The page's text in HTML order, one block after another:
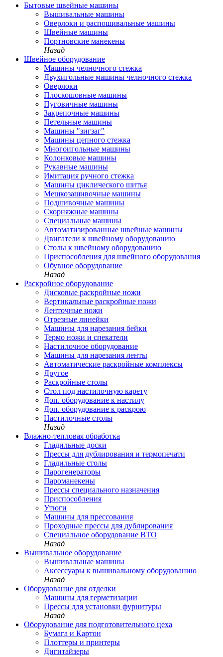
Бытовые швейные машины
Вышивальные машины
Оверлоки и распошивальные машины
Швейные машины
Портновские манекены
Назад
Швейное оборудование
Машины челночного стежка
Двухигольные машины челночного стежка
Оверлоки
Плоскошовные машины
Пуговичные машины
Закрепочные машины
Петельные машины
Машины "зигзаг"
Машины цепного стежка
Многоигольные машины
Колонковые машины
Рукавные машины
Имитация ручного стежка
Машины циклического шитья
Мешкозашивочные машины
Подшивочные машины
Скорняжные машины
Специальные машины
Автоматизированные швейные машины
Двигатели к швейному оборудованию
Столы к швейному оборудованию
Приспособления для швейного оборудования
Обувное оборудование
Назад
Раскройное оборудование
Дисковые раскройные ножи
Вертикальные раскройные ножи
Ленточные ножи
Отрезные линейки
Машины для нарезания бейки
Термо ножи и спекатели
Настилочное оборудование
Машины для нарезания ленты
Автоматические раскройные комплексы
Другое
Раскройные столы
Стол под настилочную карету
Доп. оборудование к настилу
Доп. оборудование к раскрою
Настилочные столы
Назад
Влажно-тепловая обработка
Гладильные доски
Прессы для дублирования и термопечати
Гладильные столы
Парогенераторы
Пароманекены
Прессы специального назначения
Приспособления
Утюги
Машины для прессования
Проходные прессы для дублирования
Специальное оборудование ВТО
Назад
Вышивальное оборудование
Вышивальные машины
Аксессуары к вышивальному оборудованию
Назад
Оборудование для отделки
Машины для герметизации
Прессы для установки фурнитуры
Назад
Оборудование для подготовительного цеха
Бумага и Картон
Плоттеры и принтеры
Дигитайзеры